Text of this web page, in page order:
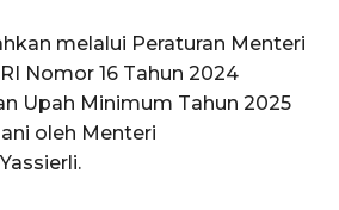
melalui Peraturan Menteri
Nomor 16 Tahun 2024
Upah Minimum Tahun 2025
oleh Menteri